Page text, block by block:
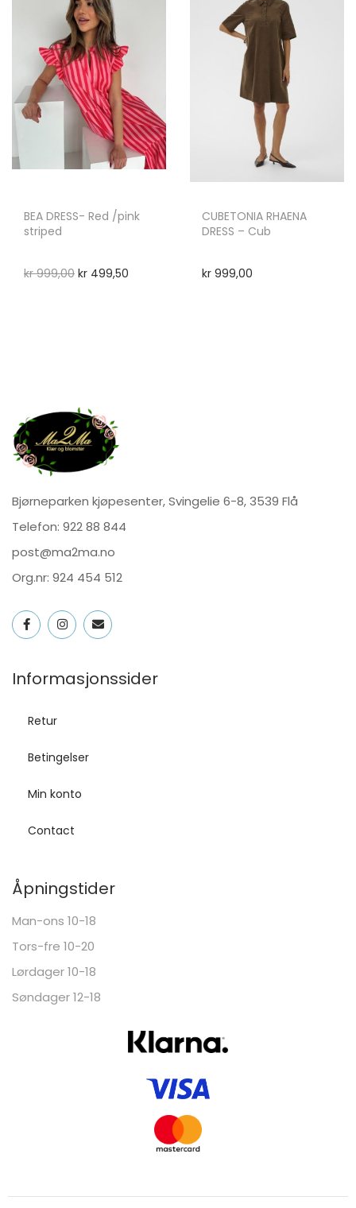
BEA DRESS- Red /pink
striped
kr999,00 kr 499,50
CUBETONIA RHAENA
DRESS – Cub
kr999,00
Bjørneparken kjøpesenter, Svingelie 6-8, 3539 Flå
Telefon: 922 88 844
post@ma2ma.no
Org.nr: 924 454 512
Informasjonssider
Retur
Betingelser
Min konto
Contact
Åpningstider
Man-ons 10-18
Tors-fre 10-20
Lørdager 10-18
Søndager 12-18